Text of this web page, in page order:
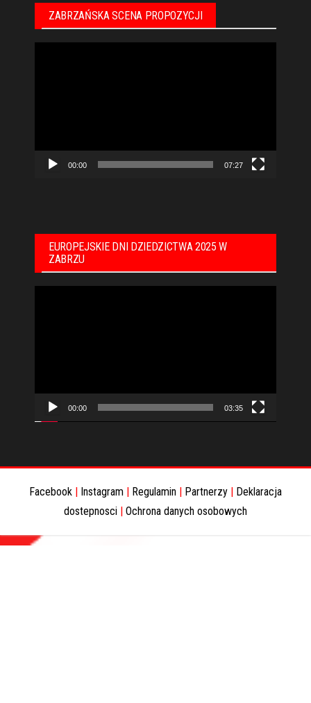
ZABRZAŃSKA SCENA PROPOZYCJI
00:00 07:27
EUROPEJSKIE DNI DZIEDZICTWA 2025 W
ZABRZU
00:00 03:35
Facebook Instagram Regulamin Partnerzy
Deklaracja
dostepnosci
Ochrona danych osobowych